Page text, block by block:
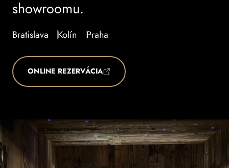
showroomu.
Bratislava Kolín Praha
ONLINE REZERVÁCIA